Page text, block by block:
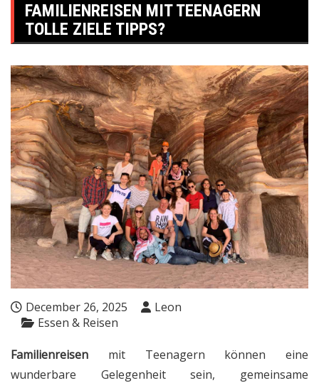
FAMILIENREISEN MIT TEENAGERN
TOLLE ZIELE TIPPS?
December 26, 2025
Leon
Essen & Reisen
Familienreisen mit Teenagern können eine
wunderbare Gelegenheit sein, gemeinsame